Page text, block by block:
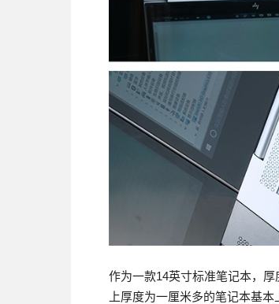
作为一款14英寸标准笔记本，
上厚度为一厘米多的笔记本基